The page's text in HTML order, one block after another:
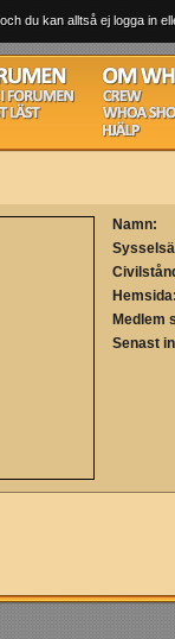
du kan alltså ej logga in
Namn:
Medlem
Senast